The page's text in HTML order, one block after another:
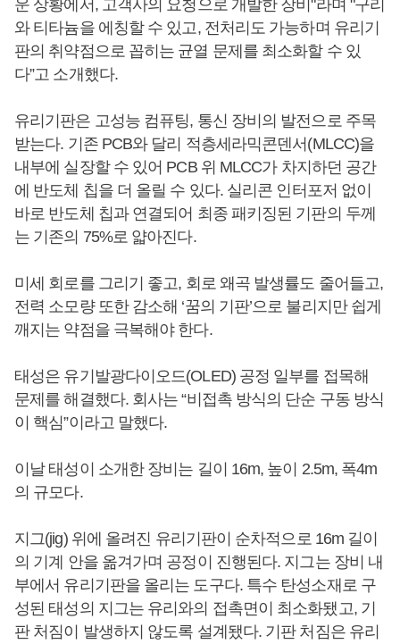
운 상황에서, 고객사의 요청으로 개발한 장비"라며 "구리
와 티타늄을 에칭할 수 있고, 전처리도 가능하며 유리기
판의 취약점으로 꼽히는 균열 문제를 최소화할 수 있
다”고 소개했다.
유리기판은 고성능 컴퓨팅, 통신 장비의 발전으로 주목
받는다. 기존 PCB와 달리 적층세라믹콘덴서(MLCC)을
내부에 실장할 수 있어 PCB 위 MLCC가 차지하던 공간
에 반도체 칩을 더 올릴 수 있다. 실리콘 인터포저 없이
바로 반도체 칩과 연결되어 최종 패키징된 기판의 두께
는 기존의 75%로 얇아진다.
미세 회로를 그리기 좋고, 회로 왜곡 발생률도 줄어들고,
전력 소모량 또한 감소해 ‘꿈의 기판’으로 불리지만 쉽게
깨지는 약점을 극복해야 한다.
태성은 유기발광다이오드(OLED) 공정 일부를 접목해
문제를 해결했다. 회사는 “비접촉 방식의 단순 구동 방식
이 핵심”이라고 말했다.
이날 태성이 소개한 장비는 길이 16m, 높이 2.5m, 폭4m
의 규모다.
지그(jig) 위에 올려진 유리기판이 순차적으로 16m 길이
의 기계 안을 옮겨가며 공정이 진행된다. 지그는 장비 내
부에서 유리기판을 올리는 도구다. 특수 탄성소재로 구
성된 태성의 지그는 유리와의 접촉면이 최소화됐고, 기
판 처짐이 발생하지 않도록 설계됐다. 기판 처짐은 유리